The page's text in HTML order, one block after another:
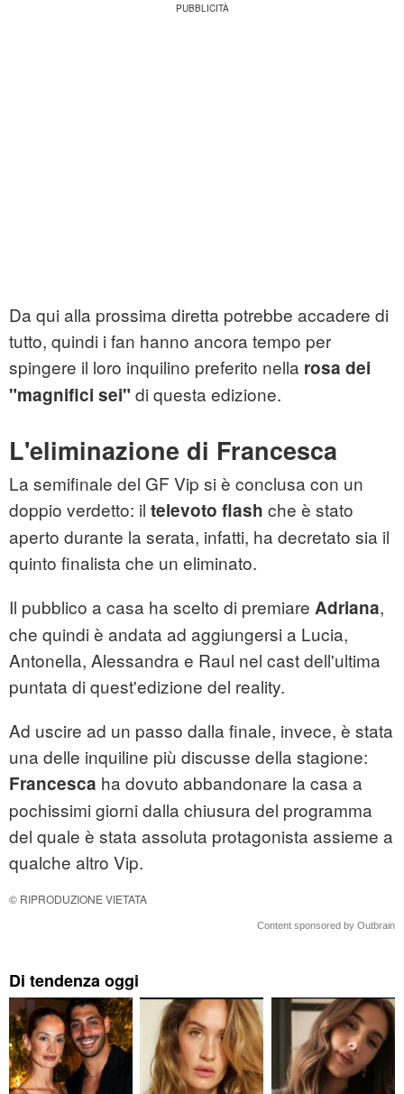
Da qui alla prossima diretta potrebbe accadere di
tutto, quindi i fan hanno ancora tempo per
spingere il loro inquilino preferito nella rosa dei
"magnifici sei" di questa edizione.
L'eliminazione di Francesca
La semifinale del GF Vip si è conclusa con un
doppio verdetto: il televoto flash che è stato
aperto durante la serata, infatti, ha decretato sia il
quinto finalista che un eliminato.
Il pubblico a casa ha scelto di premiare Adriana,
che quindi è andata ad aggiungersi a Lucia,
Antonella, Alessandra e Raul nel cast dell'ultima
puntata di quest'edizione del reality.
Ad uscire ad un passo dalla finale, invece, è stata
una delle inquiline più discusse della stagione:
Francesca ha dovuto abbandonare la casa a
pochissimi giorni dalla chiusura del programma
del quale è stata assoluta protagonista assieme a
qualche altro Vip.
© RIPRODUZIONE VIETATA
Content sponsored by Outbrain
Di tendenza oggi